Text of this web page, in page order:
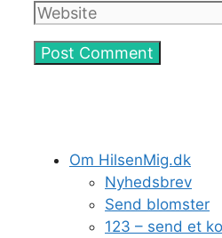
Om HilsenMig.dk
Nyhedsbrev
Send blomster
123 – send et